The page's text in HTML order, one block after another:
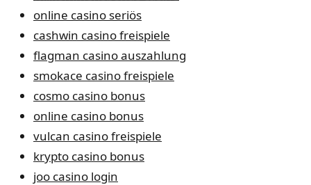
online casino seriös
cashwin casino freispiele
flagman casino auszahlung
smokace casino freispiele
cosmo casino bonus
online casino bonus
vulcan casino freispiele
krypto casino bonus
joo casino login